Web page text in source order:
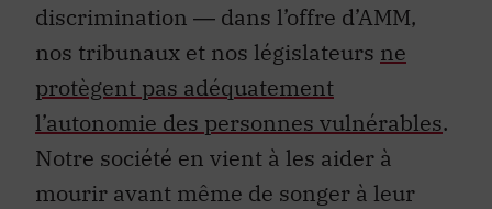
discrimination ― dans l’offre d’AMM,
nos tribunaux et nos législateurs ne
protègent pas adéquatement
l’autonomie des personnes vulnérables.
Notre société en vient à les aider à
mourir avant même de songer à leur